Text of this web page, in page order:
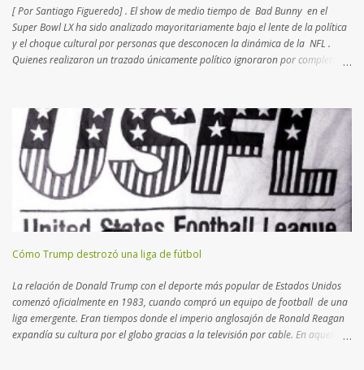
[ Por Santiago Figueredo] . El show de medio tiempo de Bad Bunny en el
Super Bowl LX ha sido analizado mayoritariamente bajo el lente de la política
y el choque cultural por personas que desconocen la dinámica de la NFL .
Quienes realizaron un trazado únicamente político ignoraron por completo el
para quienes conocemos el deporte fue un movimiento de mercado calculado
hacia los nuevos negocios . Los periodistas que seguimos la NFL desde
hace 20 años, sabemos que la Liga busca intérpretes que atraigan a un
público foráneo. Esta política de "exportación" comenzó en el nuevo milenio
con partidos en México e Inglaterra , destinos con masas críticas de fanáticos.
Recientemente, se entendió que Brasil podría continuar el lazo
latinoamericano con una plaza vital para desem...
Cómo Trump destrozó una liga de fútbol
La relación de Donald Trump con el deporte más popular de Estados Unidos
comenzó oficialmente en 1983, cuando compró un equipo de football de una
liga emergente. Eran tiempos donde el imperio anglosajón de Ronald Reagan
expandía su cultura por el globo gracias a la televisión por cable. En aquella